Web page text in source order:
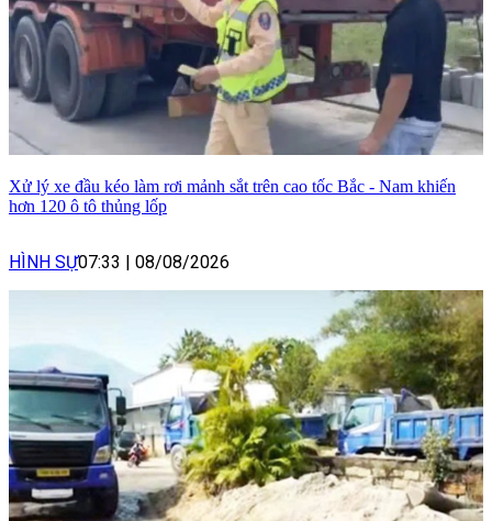
Xử lý xe đầu kéo làm rơi mảnh sắt trên cao tốc Bắc - Nam khiến
hơn 120 ô tô thủng lốp
HÌNH SỰ07:33 | 08/08/2026